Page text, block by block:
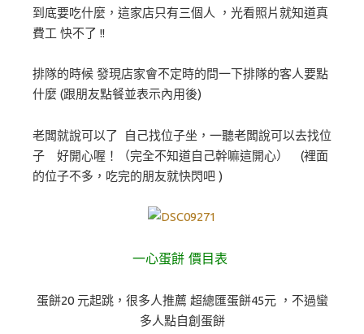
到底要吃什麼，這家店只有三個人 ，光看照片就知道真
費工 快不了 !!
排隊的時候 發現店家會不定時的問一下排隊的客人要點
什麼 (跟朋友點餐並表示內用後)
老闆就說可以了 自己找位子坐，一聽老闆說可以去找位
子 好開心喔！（完全不知道自己幹嘛這開心） (裡面
的位子不多，吃完的朋友就快閃吧 )
一心蛋餅 價目表
蛋餅20 元起跳，很多人推薦 超總匯蛋餅45元 ，不過蠻
多人點自創蛋餅